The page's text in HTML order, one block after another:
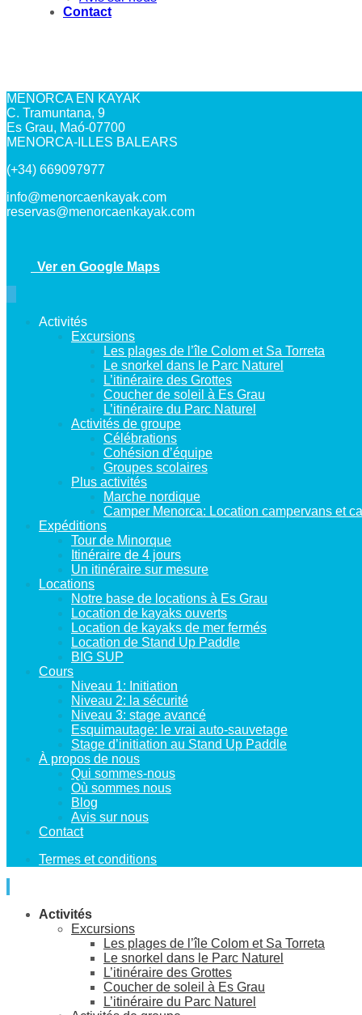
Contact
MENORCA EN KAYAK
C. Tramuntana, 9
Es Grau, Maó-07700
MENORCA-ILLES BALEARS
(+34) 669097977
info@menorcaenkayak.com
reservas@menorcaenkayak.com
Ver en Google Maps
Activités
Excursions
Les plages de l’île Colom et Sa Torreta
Le snorkel dans le Parc Naturel
L’itinéraire des Grottes
Coucher de soleil à Es Grau
L’itinéraire du Parc Naturel
Activités de groupe
Célébrations
Cohésion d’équipe
Groupes scolaires
Plus activités
Marche nordique
Camper Menorca: Location campervans et
Expéditions
Tour de Minorque
Itinéraire de 4 jours
Un itinéraire sur mesure
Locations
Notre base de locations à Es Grau
Location de kayaks ouverts
Location de kayaks de mer fermés
Location de Stand Up Paddle
BIG SUP
Cours
Niveau 1: Initiation
Niveau 2: la sécurité
Niveau 3: stage avancé
Esquimautage: le vrai auto-sauvetage
Stage d’initiation au Stand Up Paddle
À propos de nous
Qui sommes-nous
Où sommes nous
Blog
Avis sur nous
Contact
Termes et conditions
Activités
Excursions
Les plages de l’île Colom et Sa Torreta
Le snorkel dans le Parc Naturel
L’itinéraire des Grottes
Coucher de soleil à Es Grau
L’itinéraire du Parc Naturel